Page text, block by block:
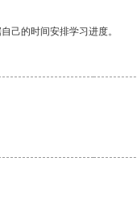
己的时间安排学习进度。